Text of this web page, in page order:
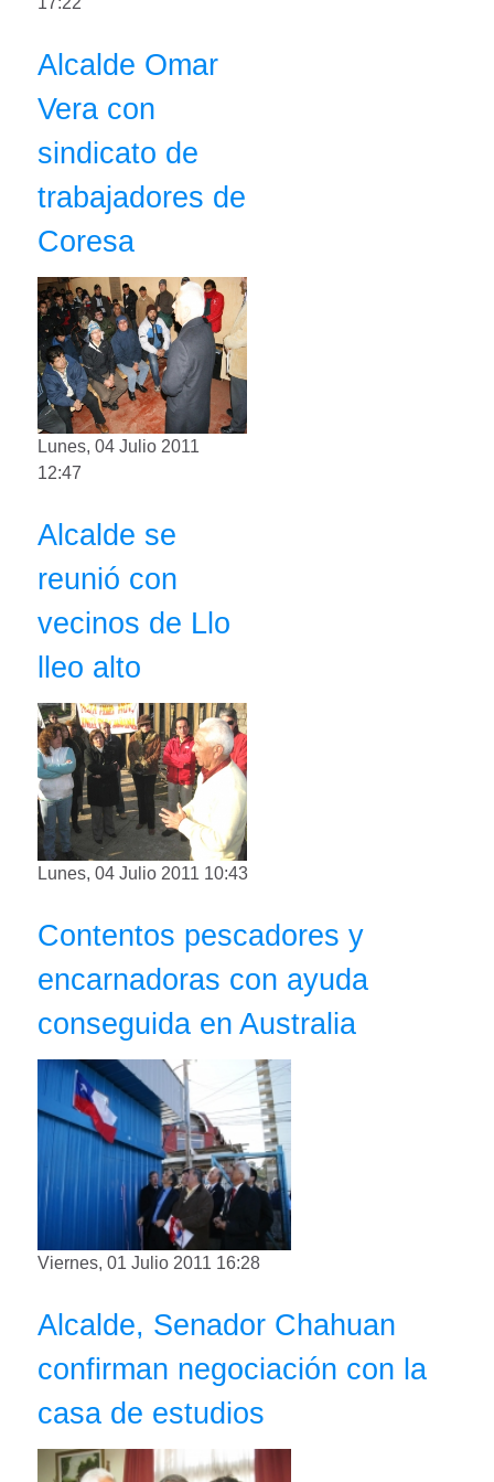
Alcalde Omar
Vera con
sindicato de
trabajadores de
Coresa
Lunes, 04 Julio 2011
12:47
Alcalde se
reunió con
vecinos de Llo
lleo alto
Lunes, 04 Julio 2011 10:43
Contentos pescadores y
encarnadoras con ayuda
conseguida en Australia
Viernes, 01 Julio 2011 16:28
Alcalde, Senador Chahuan
confirman negociación con la
casa de estudios